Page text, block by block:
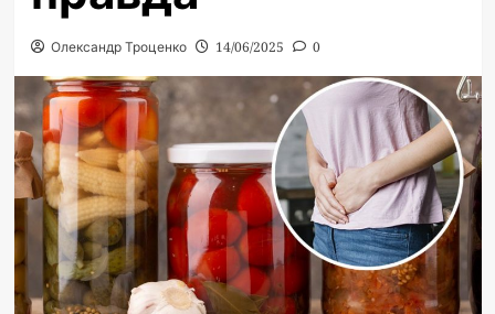
Олександр Троценко 14/06/2025 0